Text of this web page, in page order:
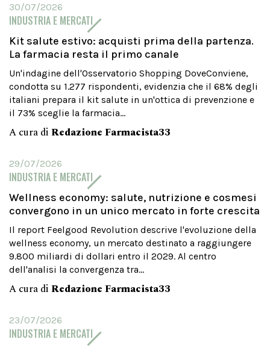
30/07/2026
INDUSTRIA E MERCATI
Kit salute estivo: acquisti prima della partenza.
La farmacia resta il primo canale
Un'indagine dell'Osservatorio Shopping DoveConviene,
condotta su 1.277 rispondenti, evidenzia che il 68% degli
italiani prepara il kit salute in un'ottica di prevenzione e
il 73% sceglie la farmacia...
A cura di Redazione Farmacista33
29/07/2026
INDUSTRIA E MERCATI
Wellness economy: salute, nutrizione e cosmesi
convergono in un unico mercato in forte crescita
Il report Feelgood Revolution descrive l'evoluzione della
wellness economy, un mercato destinato a raggiungere
9.800 miliardi di dollari entro il 2029. Al centro
dell'analisi la convergenza tra...
A cura di Redazione Farmacista33
23/07/2026
INDUSTRIA E MERCATI